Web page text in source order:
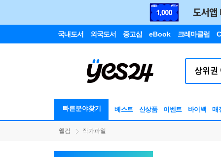
국내도서 외국도서 중고샵 eBook 크레마클럽
빠른분야찾기 베스트 신상품 이벤트 바이백 매
웰컴 작가파일